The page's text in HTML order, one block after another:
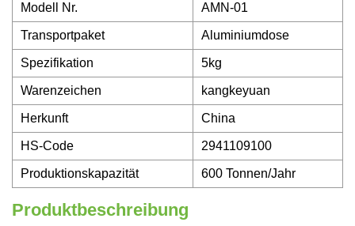
Modell Nr. AMN-01
Transportpaket Aluminiumdose
Spezifikation 5kg
Warenzeichen kangkeyuan
Herkunft China
HS-Code 2941109100
Produktionskapazität 600 Tonnen/Jahr
Produktbeschreibung